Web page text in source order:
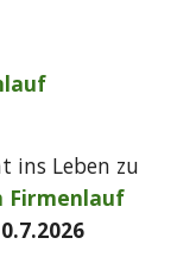
ins Leben zu
Firmenlauf